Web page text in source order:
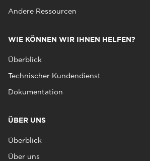
Andere Ressourcen
WIE KÖNNEN WIR IHNEN HELFEN?
Überblick
Technischer Kundendienst
Dokumentation
ÜBER UNS
Überblick
Über uns